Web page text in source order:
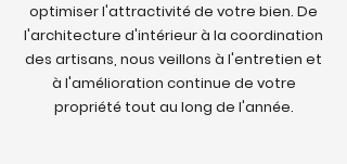
optimiser l'attractivité de votre bien. De
l'architecture d'intérieur à la coordination
des artisans, nous veillons à l'entretien et
à l'amélioration continue de votre
propriété tout au long de l'année.